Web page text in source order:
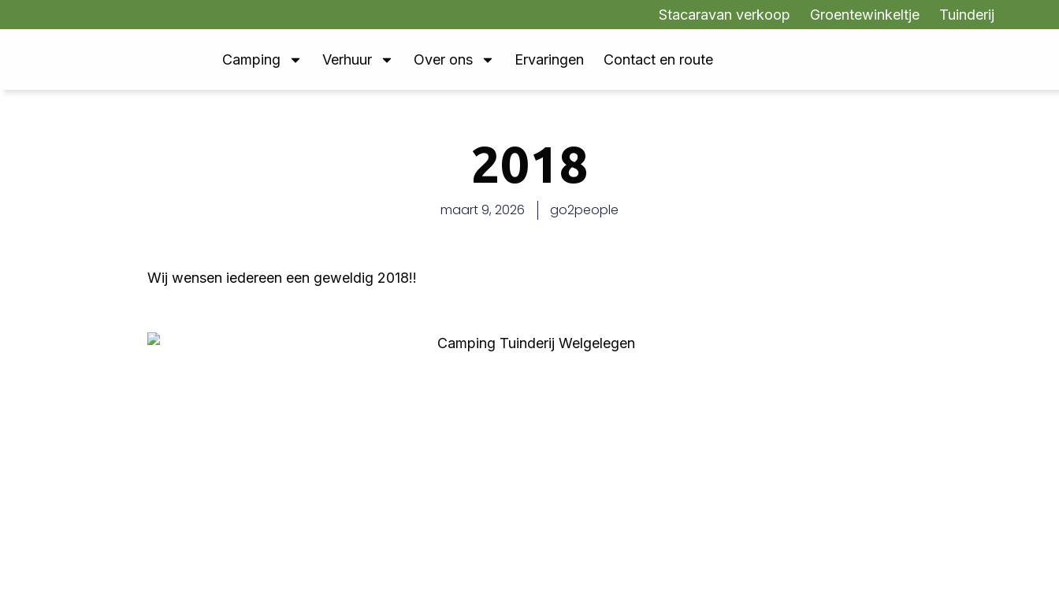
Stacaravan verkoop Groentewinkeltje Tuinderij
Camping Verhuur Over ons Ervaringen Contact en route
2018
maart 9, 2026 go2people
Wij wensen iedereen een geweldig 2018!!